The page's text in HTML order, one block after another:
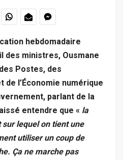
hebdomadaire
des ministres, Ousmane
Postes, des
l’Économie numérique
parlant de la
entendre que « la
sur lequel on tient une
utiliser un coup de
Ça ne marche pas